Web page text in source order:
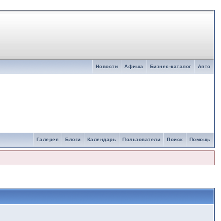
Авто
Бизнес-каталог
Афиша
Новости
Помощь
Поиск
Пользователи
Календарь
Блоги
Галерея